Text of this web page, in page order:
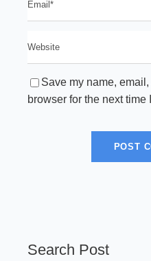
Save my name,
browser for the next time
Search Post